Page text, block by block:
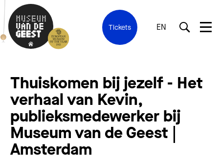
Tickets EN
Thuiskomen bij jezelf - Het
verhaal van Kevin,
publieksmedewerker bij
Museum van de Geest |
Amsterdam